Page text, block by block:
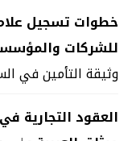
خطوات تسجيل
للشركات
وثيقة التأمين في
العقود التجارية